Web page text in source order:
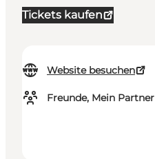
Tickets kaufen
Website besuchen
Freunde, Mein Partner